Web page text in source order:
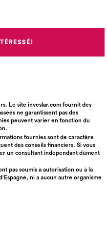
Le site inveslar.com fournit des
ne garantissent pas des
peuvent varier en fonction du
fournies sont de caractère
des conseils financiers. Si vous
un consultant indépendant dûment
pas soumis à autorisation ou à la
ni a aucun autre organisme